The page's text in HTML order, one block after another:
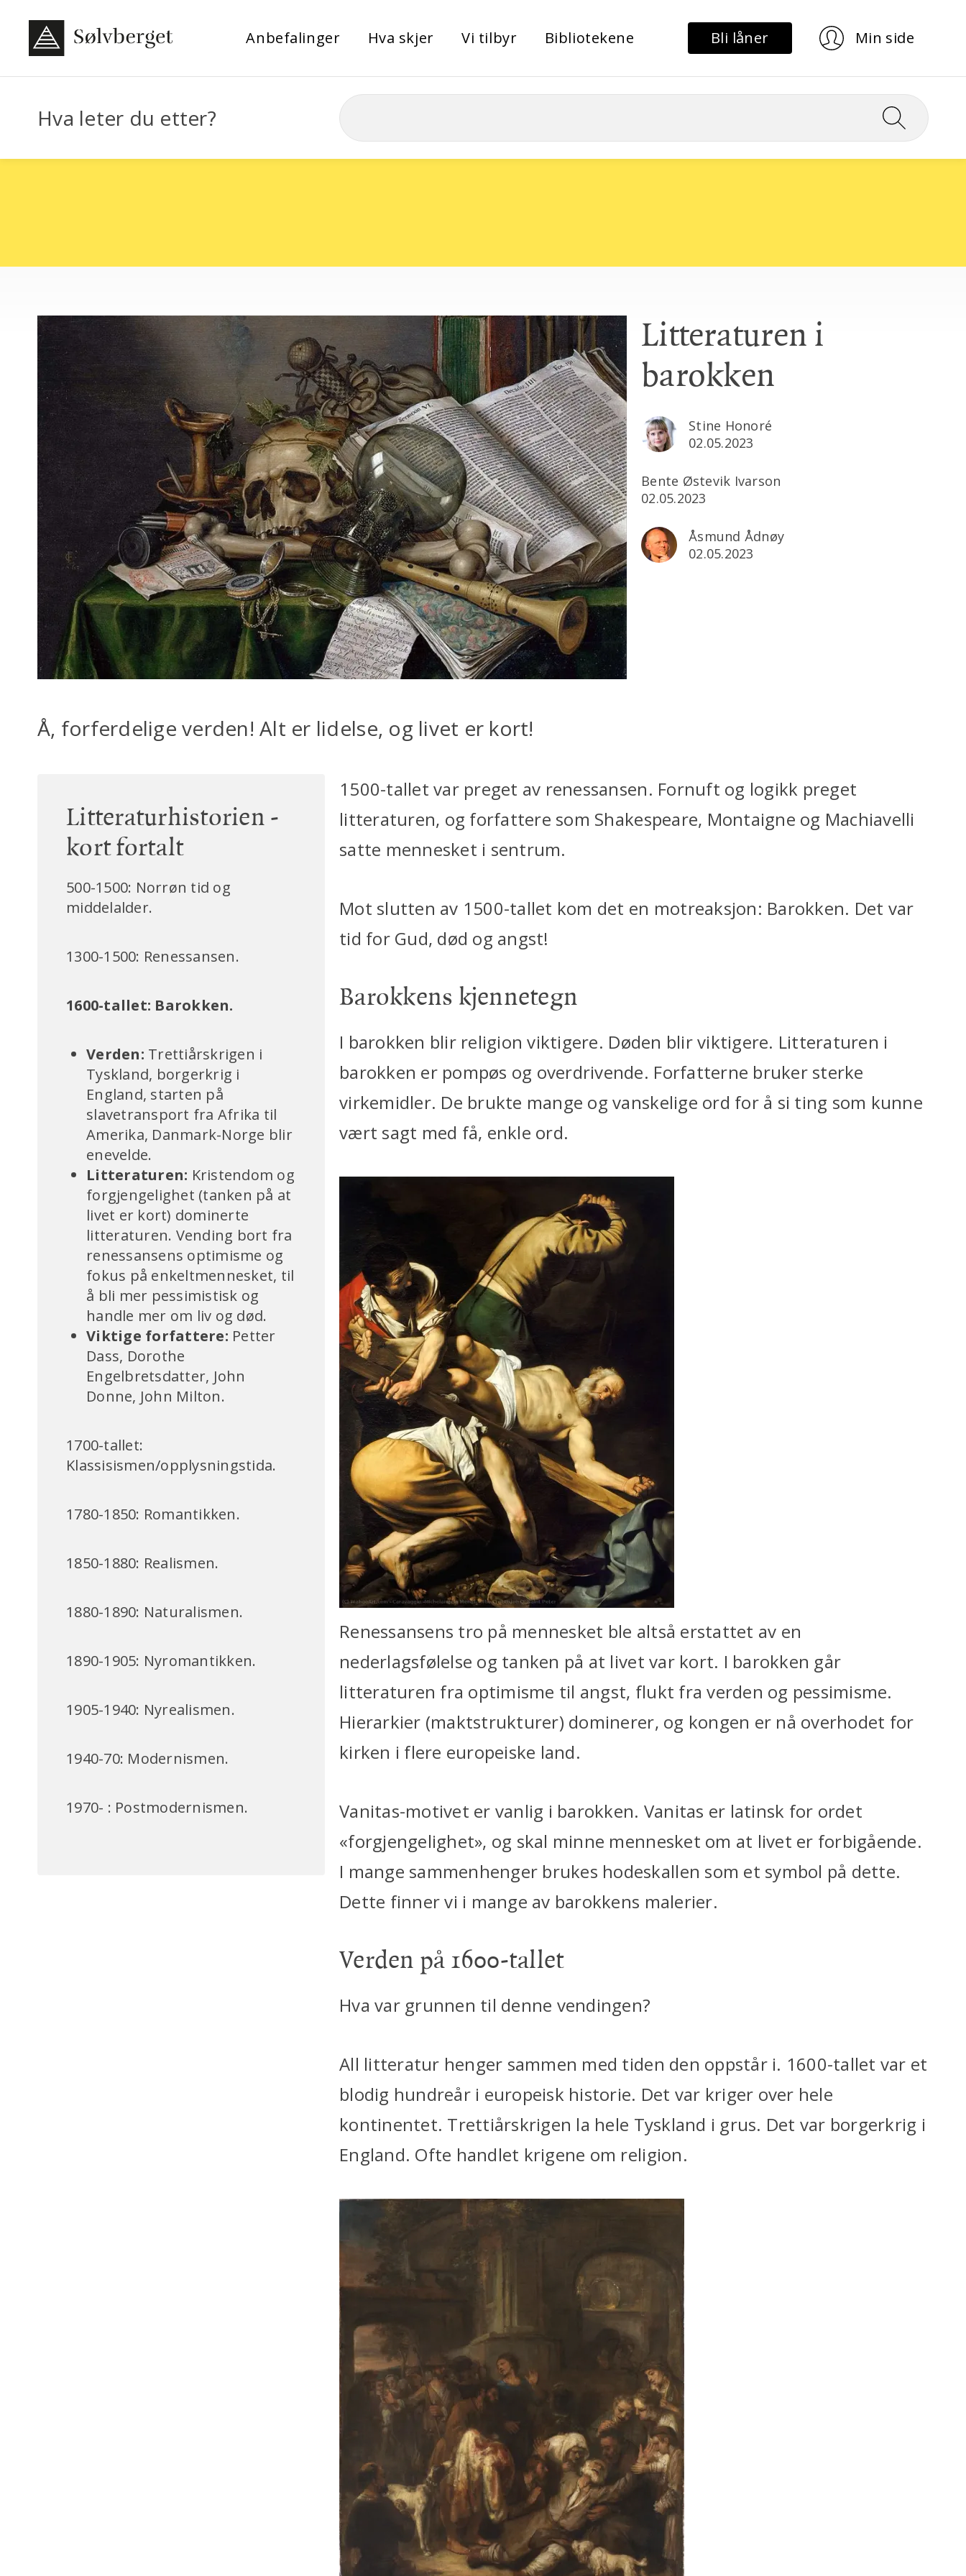
Anbefalinger Hva skjer Vi tilbyr Bibliotekene Bli låner Min side
Hva leter du etter?
Litteraturen i
barokken
Stine Honoré
02.05.2023
Bente Østevik Ivarson
02.05.2023
Åsmund Ådnøy
02.05.2023
Å, forferdelige verden! Alt er lidelse, og livet er kort!
1500-tallet var preget av renessansen. Fornuft og logikk preget
litteraturen, og forfattere som Shakespeare, Montaigne og Machiavelli
satte mennesket i sentrum.
Mot slutten av 1500-tallet kom det en motreaksjon: Barokken. Det var
tid for Gud, død og angst!
Barokkens kjennetegn
I barokken blir religion viktigere. Døden blir viktigere. Litteraturen i
barokken er pompøs og overdrivende. Forfatterne bruker sterke
virkemidler. De brukte mange og vanskelige ord for å si ting som kunne
vært sagt med få, enkle ord.
Renessansens tro på mennesket ble altså erstattet av en
nederlagsfølelse og tanken på at livet var kort. I barokken går
litteraturen fra optimisme til angst, flukt fra verden og pessimisme.
Hierarkier (maktstrukturer) dominerer, og kongen er nå overhodet for
kirken i flere europeiske land.
Vanitas-motivet er vanlig i barokken. Vanitas er latinsk for ordet
«forgjengelighet», og skal minne mennesket om at livet er forbigående.
I mange sammenhenger brukes hodeskallen som et symbol på dette.
Dette finner vi i mange av barokkens malerier.
Verden på 1600-tallet
Hva var grunnen til denne vendingen?
All litteratur henger sammen med tiden den oppstår i. 1600-tallet var et
blodig hundreår i europeisk historie. Det var kriger over hele
kontinentet. Trettiårskrigen la hele Tyskland i grus. Det var borgerkrig i
England. Ofte handlet krigene om religion.
Litteraturhistorien -
kort fortalt
500-1500: Norrøn tid og
middelalder.
1300-1500: Renessansen.
1600-tallet: Barokken.
Verden: Trettiårskrigen i
Tyskland, borgerkrig i
England, starten på
slavetransport fra Afrika til
Amerika, Danmark-Norge blir
enevelde.
Litteraturen: Kristendom og
forgjengelighet (tanken på at
livet er kort) dominerte
litteraturen. Vending bort fra
renessansens optimisme og
fokus på enkeltmennesket, til
å bli mer pessimistisk og
handle mer om liv og død.
Viktige forfattere: Petter
Dass, Dorothe
Engelbretsdatter, John
Donne, John Milton.
1700-tallet:
Klassisismen/opplysningstida.
1780-1850: Romantikken.
1850-1880: Realismen.
1880-1890: Naturalismen.
1890-1905: Nyromantikken.
1905-1940: Nyrealismen.
1940-70: Modernismen.
1970- : Postmodernismen.